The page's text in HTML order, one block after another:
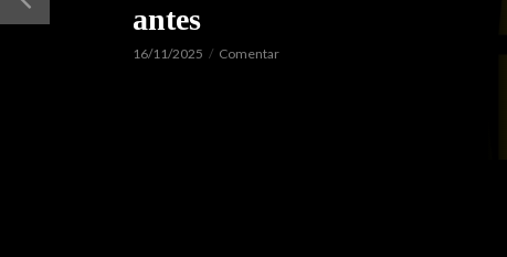
antes
16/11/2025 Comentar